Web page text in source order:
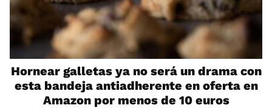
Hornear galletas ya no será un drama con
esta bandeja antiadherente en oferta en
Amazon por menos de 10 euros